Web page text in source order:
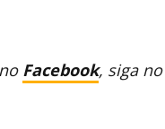
Facebook, siga no